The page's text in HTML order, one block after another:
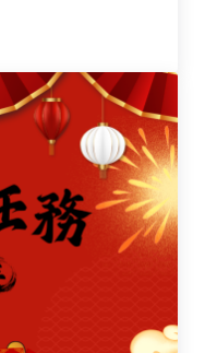
際遊學博覽會